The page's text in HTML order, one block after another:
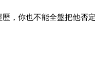
，你也不能全盤把他否